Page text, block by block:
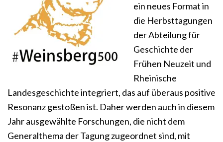
ein neues Format in
die Herbsttagungen
der Abteilung für
Geschichte der
Frühen Neuzeit und
Rheinische
Landesgeschichte integriert, das auf überaus positive
Resonanz gestoßen ist. Daher werden auch in diesem
Jahr ausgewählte Forschungen, die nicht dem
Generalthema der Tagung zugeordnet sind, mit